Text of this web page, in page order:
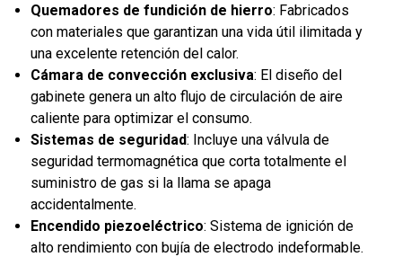
Quemadores de fundición de hierro: Fabricados
con materiales que garantizan una vida útil ilimitada y
una excelente retención del calor.
Cámara de convección exclusiva: El diseño del
gabinete genera un alto flujo de circulación de aire
caliente para optimizar el consumo.
Sistemas de seguridad: Incluye una válvula de
seguridad termomagnética que corta totalmente el
suministro de gas si la llama se apaga
accidentalmente.
Encendido piezoeléctrico: Sistema de ignición de
alto rendimiento con bujía de electrodo indeformable.